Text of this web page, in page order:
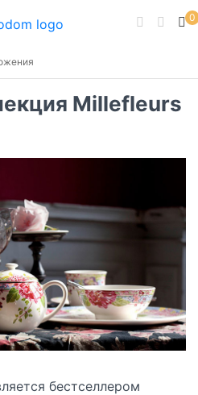
0
Millefleurs
бестселлером